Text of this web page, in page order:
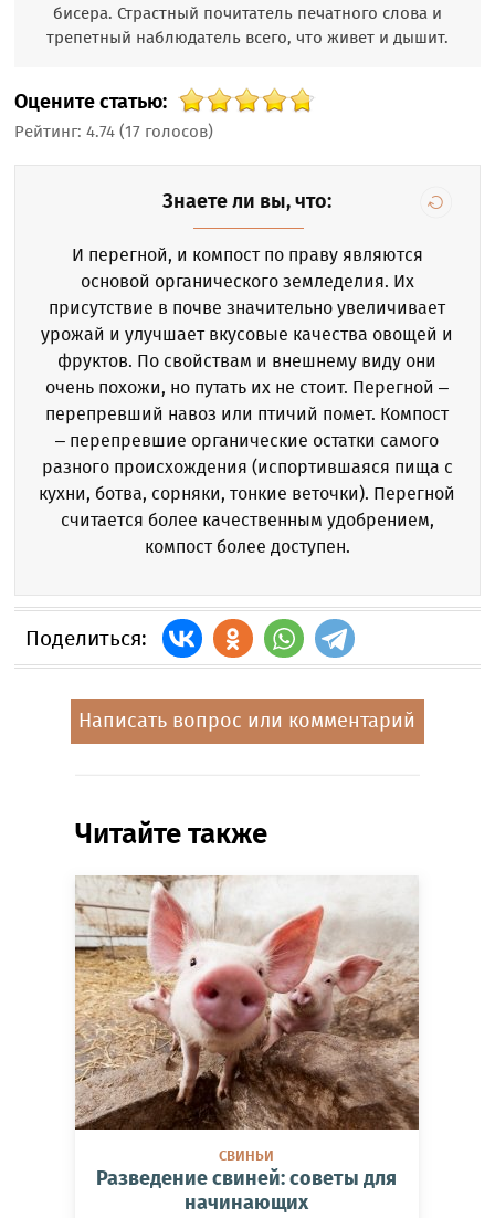
бисера. Страстный почитатель печатного слова и
трепетный наблюдатель всего, что живет и дышит.
Оцените статью:
Рейтинг:4.74 (17 голосов)
Знаете ли вы, что:
И перегной, и компост по праву являются
основой органического земледелия. Их
присутствие в почве значительно увеличивает
урожай и улучшает вкусовые качества овощей и
фруктов. По свойствам и внешнему виду они
очень похожи, но путать их не стоит. Перегной –
перепревший навоз или птичий помет. Компост
– перепревшие органические остатки самого
разного происхождения (испортившаяся пища с
кухни, ботва, сорняки, тонкие веточки). Перегной
считается более качественным удобрением,
компост более доступен.
Поделиться:
Написать вопрос или комментарий
Читайте также
СВИНЬИ
Разведение свиней: советы для
начинающих